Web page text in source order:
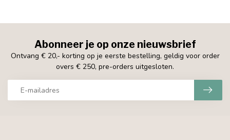
Abonneer je op onze nieuwsbrief
Ontvang € 20,- korting op je eerste bestelling, geldig voor order
overs € 250, pre-orders uitgesloten.